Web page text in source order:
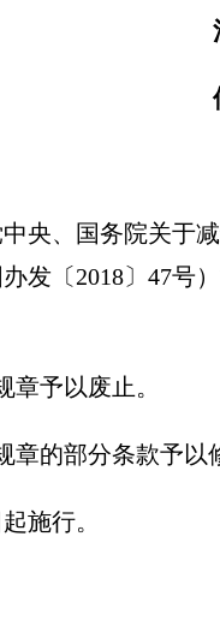
央、国务院关于
发〔2018〕47号
章予以废止。
章的部分条款予以
施行。